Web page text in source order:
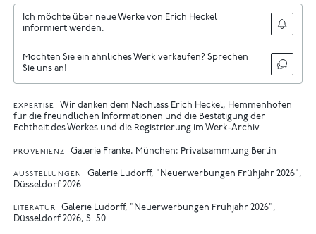
Ich möchte über neue Werke von Erich Heckel
informiert werden.
Möchten Sie ein ähnliches Werk verkaufen? Sprechen
Sie uns an!
EXPERTISE
Wir danken dem Nachlass Erich Heckel, Hemmenhofen
für die freundlichen Informationen und die Bestätigung der
Echtheit des Werkes und die Registrierung im Werk-Archiv
PROVENIENZ Galerie Franke, München; Privatsammlung Berlin
AUSSTELLUNGEN
Galerie Ludorff, "Neuerwerbungen Frühjahr 2026",
Düsseldorf 2026
LITERATUR
Galerie Ludorff, "Neuerwerbungen Frühjahr 2026",
Düsseldorf 2026, S. 50